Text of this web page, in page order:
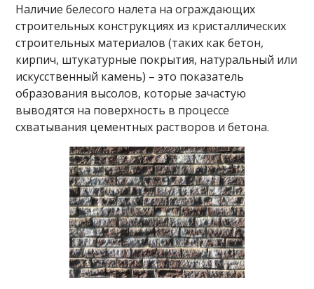
Наличие белесого налета на ограждающих
строительных конструкциях из кристаллических
строительных материалов (таких как бетон,
кирпич, штукатурные покрытия, натуральный или
искусственный камень) – это показатель
образования высолов, которые зачастую
выводятся на поверхность в процессе
схватывания цементных растворов и бетона.